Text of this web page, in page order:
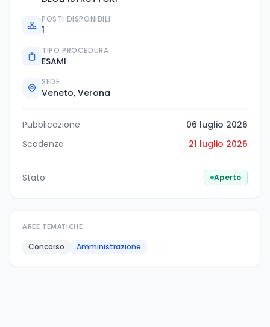
POSTI DISPONIBILI
1
TIPO PROCEDURA
ESAMI
SEDE
Veneto, Verona
Pubblicazione
06 luglio 2026
Scadenza
21 luglio 2026
Stato Aperto
AREE TEMATICHE
Concorso Amministrazione